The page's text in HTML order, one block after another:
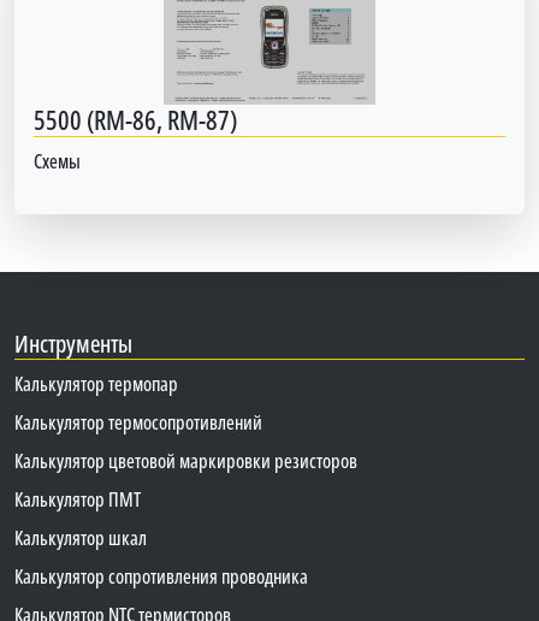
5500 (RM-86, RM-87)
Схемы
Инструменты
Калькулятор термопар
Калькулятор термосопротивлений
Калькулятор цветовой маркировки резисторов
Калькулятор ПМТ
Калькулятор шкал
Калькулятор сопротивления проводника
Калькулятор NTC термисторов